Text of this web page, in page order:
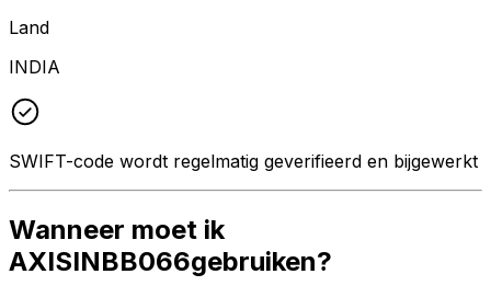
Land
INDIA
SWIFT-code wordt regelmatig geverifieerd en bijgewerkt
Wanneer moet ik
AXISINBB066gebruiken?